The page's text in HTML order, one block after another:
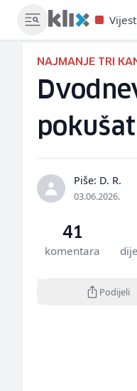
NAJMANJE TRI
Piše: D. R.
03.06.2026.
41
komentara
Podijeli